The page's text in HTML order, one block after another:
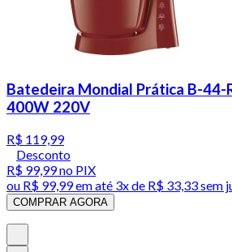
Batedeira Mondial Prática B-44-
400W 220V
R$ 119,99
Desconto
R$ 99,99no PIX
ou R$ 99,99em até 3x de R$ 33,33 sem
COMPRAR AGORA